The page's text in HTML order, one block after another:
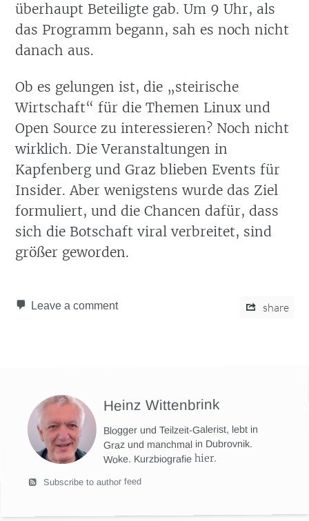
überhaupt Beteiligte gab. Um 9 Uhr, als
das Programm begann, sah es noch nicht
danach aus.
Ob es gelungen ist, die „steirische
Wirtschaft“ für die Themen Linux und
Open Source zu interessieren? Noch nicht
wirklich. Die Veranstaltungen in
Kapfenberg und Graz blieben Events für
Insider. Aber wenigstens wurde das Ziel
formuliert, und die Chancen dafür, dass
sich die Botschaft viral verbreitet, sind
größer geworden.
Leave a comment share
Heinz Wittenbrink
Blogger und Teilzeit-Galerist, lebt in
Graz und manchmal in Dubrovnik.
Woke. Kurzbiografiehier.
Subscribe to author feed